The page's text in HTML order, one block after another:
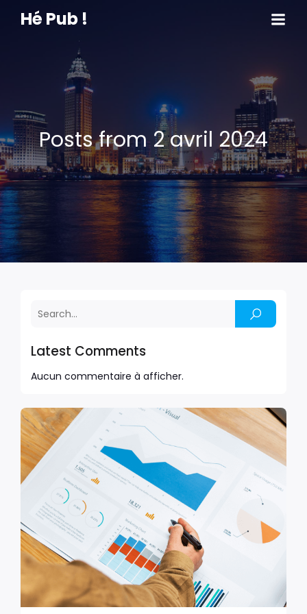
Hé Pub !
Posts from 2 avril 2024
Latest Comments
Aucun commentaire à afficher.